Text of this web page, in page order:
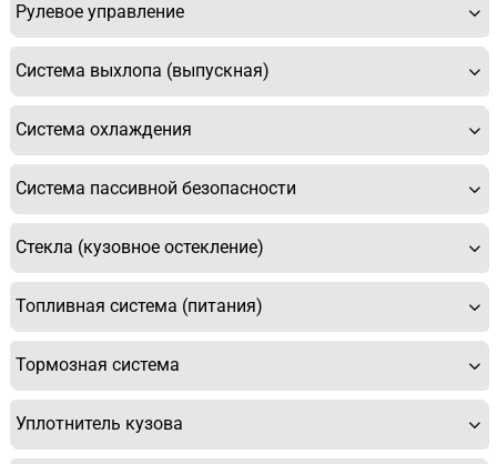
Рулевое управление
Система выхлопа (выпускная)
Система охлаждения
Система пассивной безопасности
Стекла (кузовное остекление)
Топливная система (питания)
Тормозная система
Уплотнитель кузова